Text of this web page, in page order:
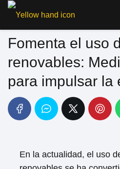
Fomenta el uso
renovables:
para impulsar la
En la actualidad, el uso